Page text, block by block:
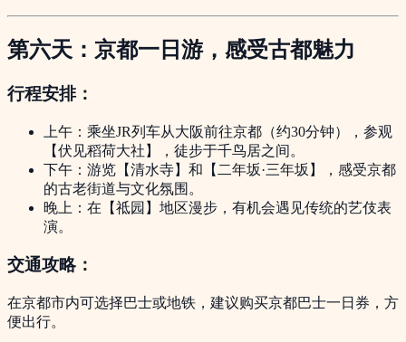
第六天：京都一日游，感受古都魅力
行程安排：
上午：乘坐JR列车从大阪前往京都（约30分钟），参观
【伏见稻荷大社】，徒步于千鸟居之间。
下午：游览【清水寺】和【二年坂·三年坂】，感受京都
的古老街道与文化氛围。
晚上：在【祗园】地区漫步，有机会遇见传统的艺伎表
演。
交通攻略：
在京都市内可选择巴士或地铁，建议购买京都巴士一日券，方
便出行。